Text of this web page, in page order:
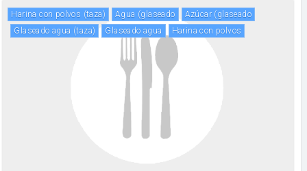
harina con polvos (taza) agua (glaseado
azúcar (glaseado
glaseado agua (taza)
glaseado agua harina con polvos